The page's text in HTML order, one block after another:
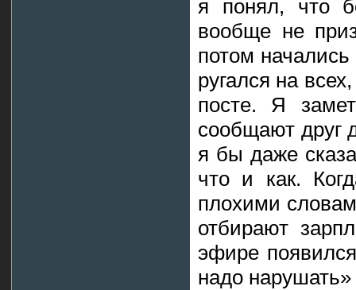
я понял, что
вообще не
потом
ругался на
посте. Я
сообщают друг
я бы даже
что и как.
плохими
отбирают
эфире
надо нарушать»